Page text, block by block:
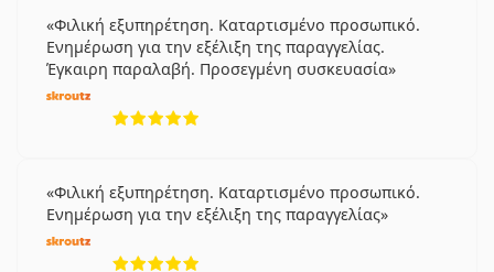
Άλλοι φακοί επαφής Proclear
Proclear 1 day
Proclear Compatibles Sphere
Proclear Multifocal XR
Σχετικά άρθρα από το blog μας
Φιλική εξυπηρέτηση. Καταρτισμένο προσωπικό.
Ενημέρωση για την εξέλιξη της παραγγελίας.
Έγκαιρη παραλαβή. Προσεγμένη συσκευασία
Φιλική εξυπηρέτηση. Καταρτισμένο προσωπικό.
Ενημέρωση για την εξέλιξη της παραγγελίας